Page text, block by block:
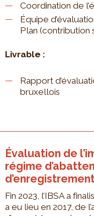
Coordination de
Équipe
Plan (contribution
Livrable :
Rapport
bruxellois
Évaluation de
régime
Fin 2023, l’IBSA a
a eu lieu en 2017, de